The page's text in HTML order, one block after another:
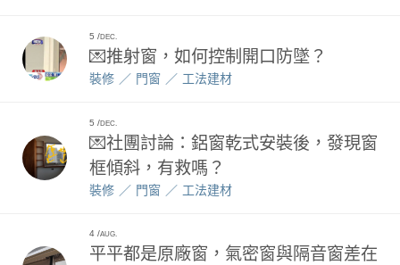
5 DEC.
💌推射窗，如何控制開口防墜？
裝修 門窗 工法建材
5 DEC.
💌社團討論：鋁窗乾式安裝後，發現窗
框傾斜，有救嗎？
裝修 門窗 工法建材
4 AUG.
平平都是原廠窗，氣密窗與隔音窗差在